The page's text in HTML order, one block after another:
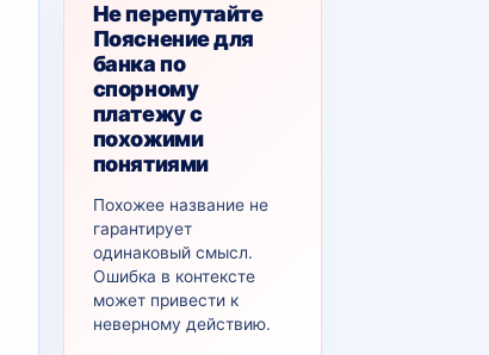
Не перепутайте
Пояснение для
банка по
спорному
платежу с
похожими
понятиями
Похожее название не
гарантирует
одинаковый смысл.
Ошибка в контексте
может привести к
неверному действию.